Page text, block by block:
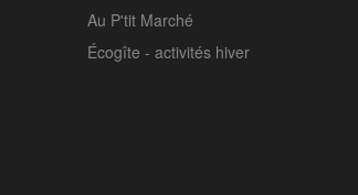
Au P'tit Marché
Écogîte - activités hiver